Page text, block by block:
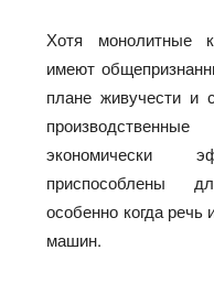
Хотя монолитные
имеют
плане живучести и
экономически
приспособлены
особенно когда
машин.